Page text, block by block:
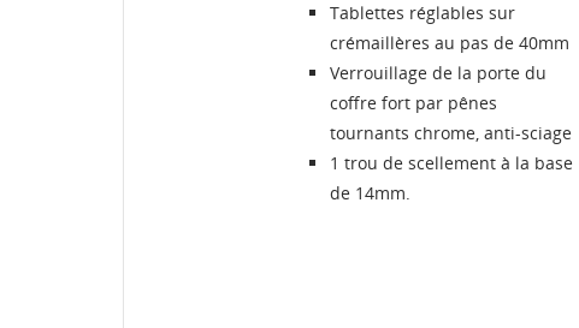
Tablettes réglables sur
crémaillères au pas de 40mm
Verrouillage de la porte du
coffre fort par pênes
tournants chrome, anti-sciage
1 trou de scellement à la base
de 14mm.
Nom
Vous